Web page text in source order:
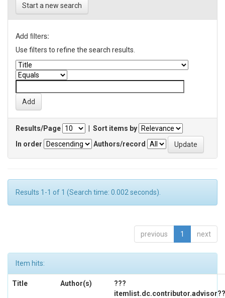
Start a new search
Add filters:
Use filters to refine the search results.
Results/Page
Sort items by
In order
Authors/record
Results 1-1 of 1 (Search time: 0.002 seconds).
previous 1 next
Item hits:
Title Author(s)
???